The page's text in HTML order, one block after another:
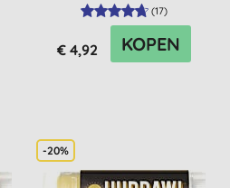
(17)
€ 4,92 KOPEN
-20%